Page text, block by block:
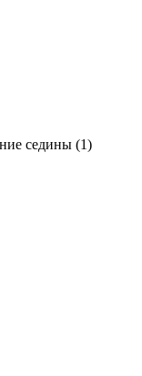
седины (1)